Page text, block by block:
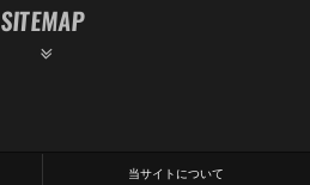
SITEMAP
当サイトについて